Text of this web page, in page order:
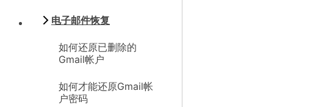
电子邮件恢复
如何还原已删除的
Gmail帐户
如何才能还原Gmail帐
户密码